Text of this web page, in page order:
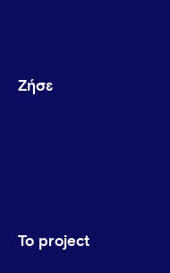
Ζήσε
Το project